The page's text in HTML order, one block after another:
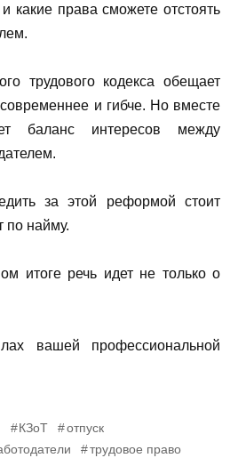
какие права сможете отстоять
трудового кодекса обещает
и гибче. Но вместе
баланс интересов между
за этой реформой стоит
по найму.
итоге речь идет не только о
вашей профессиональной
КЗоТ
отпуск
трудовое право